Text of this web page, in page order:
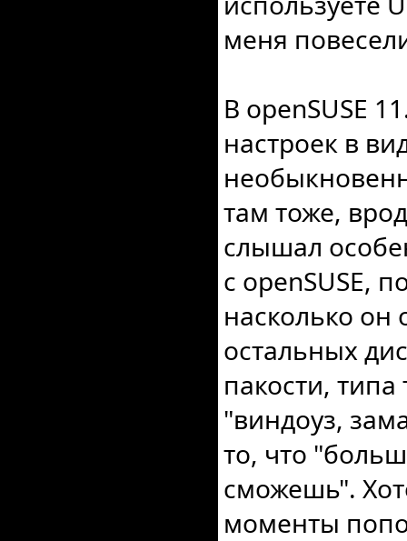
меня
В openSUSE
настроек в
там тоже,
слышал
с openSUSE,
насколько он
остальных
пакости, типа
"виндоуз,
то, что
сможешь".
моменты